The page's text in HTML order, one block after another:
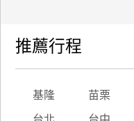
推薦行程
基隆 苗栗